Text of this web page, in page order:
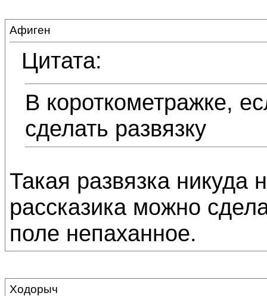
Афиген
Цитата:
В короткометражке,
сделать развязку
Такая развязка никуда
рассказика можно
поле непаханное.
Ходорыч